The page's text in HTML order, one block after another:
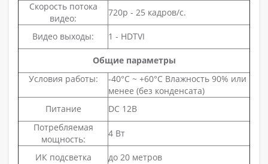
Скорость потока
видео:
720p - 25 кадров/с.
Видео выходы: 1 - HDTVI
Общие параметры
Условия работы:
-40°C ~ +60°C Влажность 90% или
менее (без конденсата)
Питание
DC 12В
Потребляемая
мощность:
4 Вт
ИК подсветка до 20 метров